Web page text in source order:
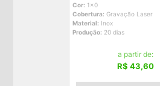
Cor: 1x0
Cobertura: Gravação Laser
Material: Inox
Produção: 20 dias
a partir de:
R$ 43,60